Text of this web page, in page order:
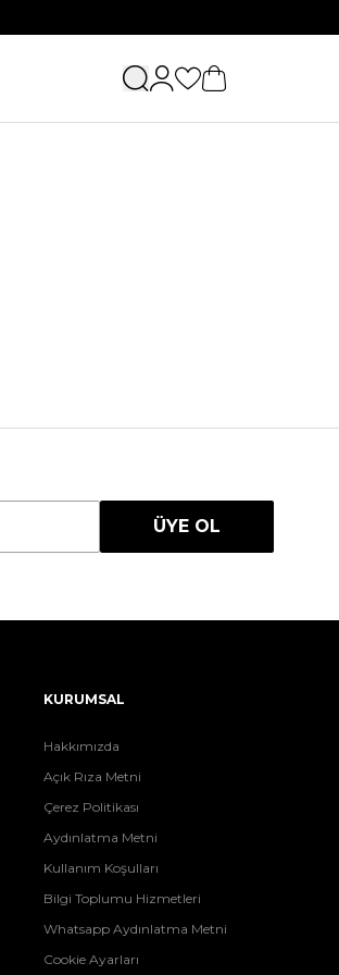
ÜYE OL
KURUMSAL
Hakkımızda
Açık Rıza Metni
Çerez Politikası
Aydınlatma Metni
Kullanım Koşulları
Bilgi Toplumu Hizmetleri
Whatsapp Aydınlatma Metni
Cookie Ayarları